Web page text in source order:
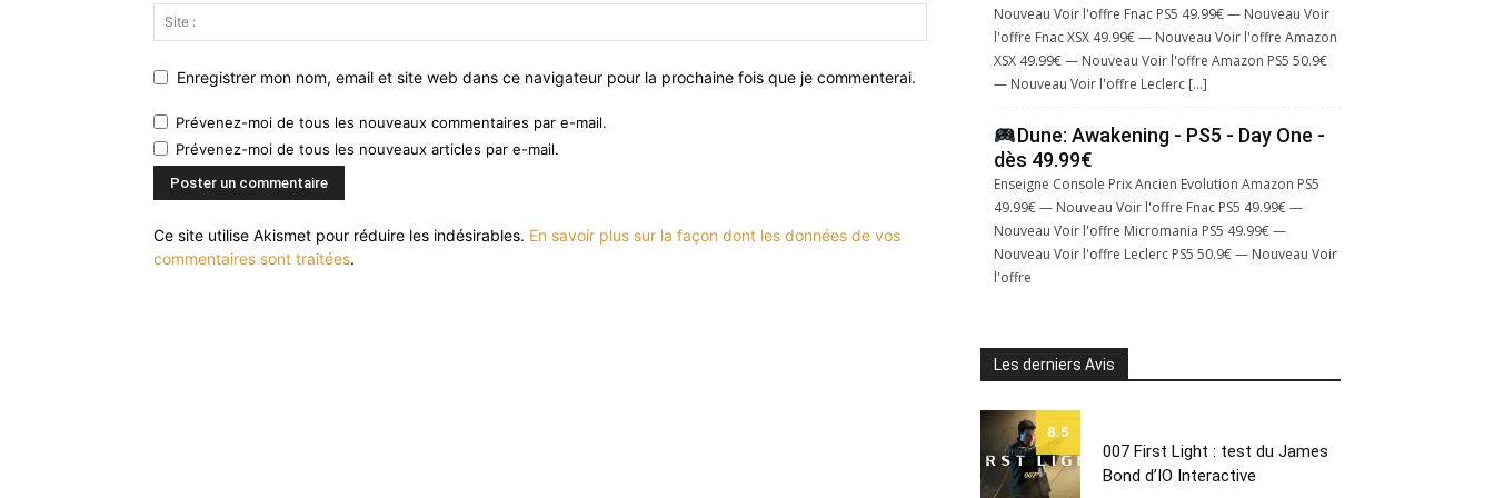
Enregistrer mon nom, email et site web dans ce navigateur pour la prochaine fois que je commenterai.
Prévenez-moi de tous les nouveaux commentaires par e-mail.
Prévenez-moi de tous les nouveaux articles par e-mail.
Ce site utilise Akismet pour réduire les indésirables. En savoir plus sur la façon dont les données de vos
commentaires sont traitées.
Nouveau Voir l'offre Fnac PS5 49.99€ — Nouveau Voir
l'offre Fnac XSX 49.99€ — Nouveau Voir l'offre Amazon
XSX 49.99€ — Nouveau Voir l'offre Amazon PS5 50.9€
— Nouveau Voir l'offre Leclerc […]
Dune: Awakening - PS5 - Day One -
dès 49.99€
Enseigne Console Prix Ancien Evolution Amazon PS5
49.99€ — Nouveau Voir l'offre Fnac PS5 49.99€ —
Nouveau Voir l'offre Micromania PS5 49.99€ —
Nouveau Voir l'offre Leclerc PS5 50.9€ — Nouveau Voir
l'offre
Les derniers Avis
8.5
007 First Light : test du James
Bond d’IO Interactive